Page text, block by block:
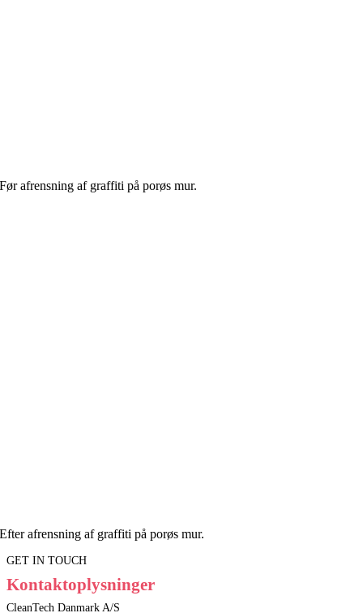
Før afrensning af graffiti på porøs mur.
Efter afrensning af graffiti på porøs mur.
GET IN TOUCH
Kontaktoplysninger
CleanTech Danmark A/S